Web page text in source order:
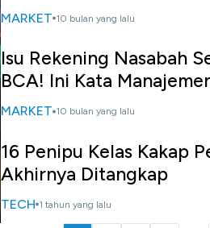
MARKET 10 bulan yang lalu
Isu Rekening Nasabah
BCA! Ini Kata
MARKET 10 bulan yang lalu
16 Penipu Kelas Kakap
Akhirnya Ditangkap
TECH 1 tahun yang lalu